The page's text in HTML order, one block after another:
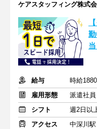
ケアスタッフィング株式
給与
時給
雇用形態
派遣社員
シフト
週2日以
アクセス
中深川駅